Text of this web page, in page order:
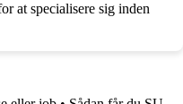
at specialisere sig inden